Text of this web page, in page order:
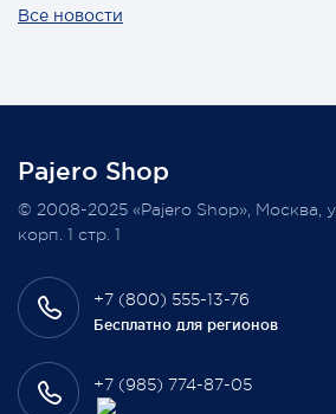
Всегда Ваш, Pajero Shop
3 февраля 2022
Все новости
Pajero Shop
+7 (800) 555-13-76
Бесплатно для регионов
+7 (985) 774-87-05
© 2008-2025 «Pajero Shop», Москва,
корп. 1 стр. 1